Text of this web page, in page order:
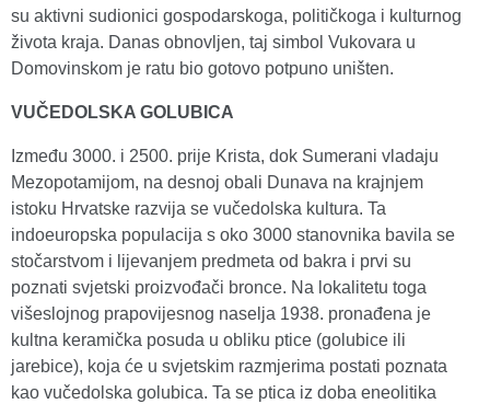
su aktivni sudionici gospodarskoga, političkoga i kulturnog
života kraja. Danas obnovljen, taj simbol Vukovara u
Domovinskom je ratu bio gotovo potpuno uništen.
VUČEDOLSKA GOLUBICA
Između 3000. i 2500. prije Krista, dok Sumerani vladaju
Mezopotamijom, na desnoj obali Dunava na krajnjem
istoku Hrvatske razvija se vučedolska kultura. Ta
indoeuropska populacija s oko 3000 stanovnika bavila se
stočarstvom i lijevanjem predmeta od bakra i prvi su
poznati svjetski proizvođači bronce. Na lokalitetu toga
višeslojnog prapovijesnog naselja 1938. pronađena je
kultna keramička posuda u obliku ptice (golubice ili
jarebice), koja će u svjetskim razmjerima postati poznata
kao vučedolska golubica. Ta se ptica iz doba eneolitika